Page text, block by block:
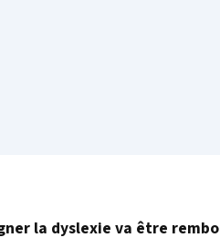
la dyslexie va être